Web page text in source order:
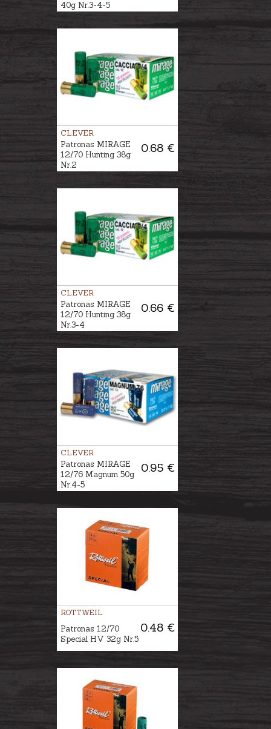
40g Nr.3-4-5
CLEVER
0.68 €
Patronas MIRAGE
12/70 Hunting 38g
Nr.2
CLEVER
0.66 €
Patronas MIRAGE
12/70 Hunting 38g
Nr.3-4
CLEVER
0.95 €
Patronas MIRAGE
12/76 Magnum 50g
Nr.4-5
ROTTWEIL
0.48 €
Patronas 12/70
Special HV 32g Nr.5